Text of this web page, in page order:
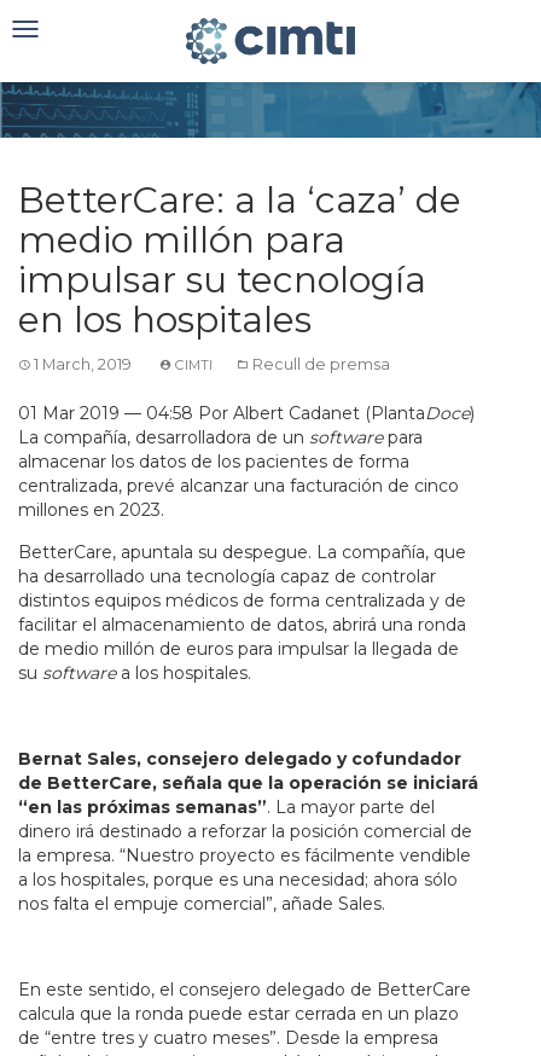
Toggle
BetterCare: a la ‘caza’ de
medio millón para
impulsar su tecnología
en los hospitales
1 March, 2019 CIMTI Recull de premsa
01 Mar 2019 — 04:58 Por Albert Cadanet (PlantaDoce)
La compañía, desarrolladora de un softwarepara
almacenar los datos de los pacientes de forma
centralizada, prevé alcanzar una facturación de cinco
millones en 2023.
BetterCare, apuntala su despegue. La compañía, que
ha desarrollado una tecnología capaz de controlar
distintos equipos médicos de forma centralizada y de
facilitar el almacenamiento de datos, abrirá una ronda
de medio millón de euros para impulsar la llegada de
su softwarea los hospitales.
Bernat Sales, consejero delegado y cofundador
de BetterCare, señala que la operación se iniciará
“en las próximas semanas”. La mayor parte del
dinero irá destinado a reforzar la posición comercial de
la empresa. “Nuestro proyecto es fácilmente vendible
a los hospitales, porque es una necesidad; ahora sólo
nos falta el empuje comercial”, añade Sales.
En este sentido, el consejero delegado de BetterCare
calcula que la ronda puede estar cerrada en un plazo
de “entre tres y cuatro meses”. Desde la empresa